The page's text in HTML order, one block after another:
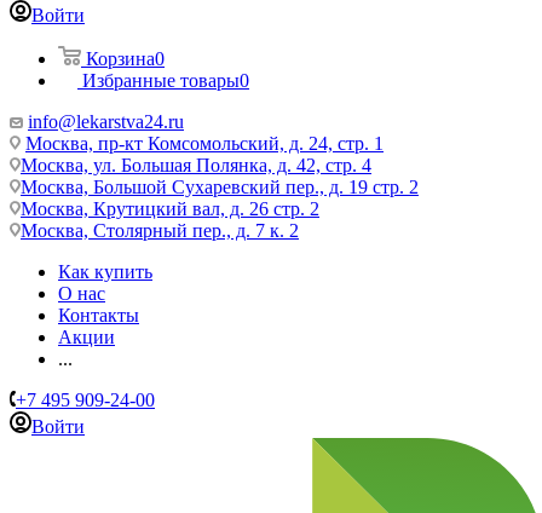
Войти
Корзина0
Избранные товары0
info@lekarstva24.ru
Москва, пр-кт Комсомольский, д. 24, стр. 1
Москва, ул. Большая Полянка, д. 42, стр. 4
Москва, Большой Сухаревский пер., д. 19 стр. 2
Москва, Крутицкий вал, д. 26 стр. 2
Москва, Столярный пер., д. 7 к. 2
Как купить
О нас
Контакты
Акции
...
+7 495 909-24-00
Войти